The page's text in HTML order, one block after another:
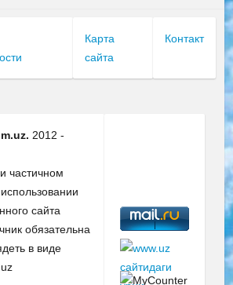
Карта
сайта
Контакт
2012 -
частичном
сайта
обязательна
в виде